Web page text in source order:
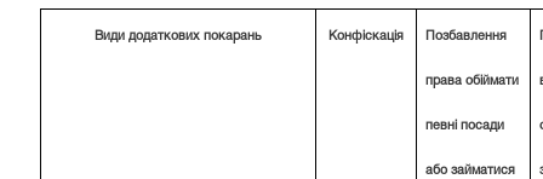
Види додаткових покарань Конфіскація Позбавлення
права обіймати
певні посади
або займатися